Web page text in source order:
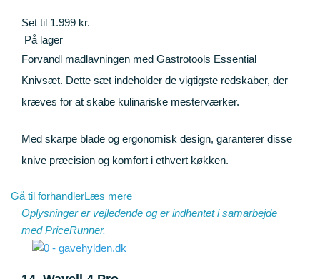
Set til 1.999 kr.
På lager
Forvandl madlavningen med Gastrotools Essential
Knivsæt. Dette sæt indeholder de vigtigste redskaber, der
kræves for at skabe kulinariske mesterværker.
Med skarpe blade og ergonomisk design, garanterer disse
knive præcision og komfort i ethvert køkken.
Gå til forhandlerLæs mere
Oplysninger er vejledende og er indhentet i samarbejde
medPriceRunner.